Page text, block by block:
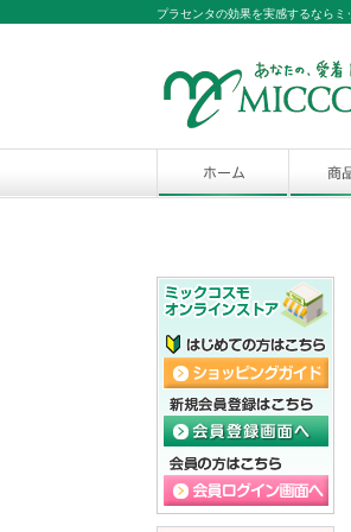
プラセンタの効果を実感するなら